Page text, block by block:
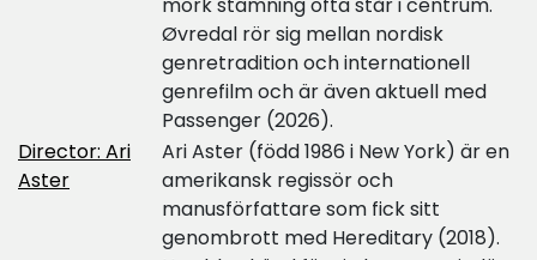
Øvredal rör sig mellan nordisk
genretradition och internationell
genrefilm och är även aktuell med
Passenger (2026).
Director: Ari
Aster
Ari Aster (född 1986 i New York) är en
amerikansk regissör och
manusförfattare som fick sitt
genombrott med Hereditary (2018).